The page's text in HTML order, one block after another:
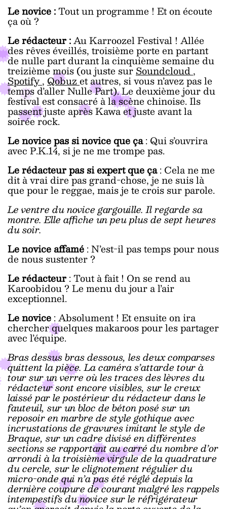
Le novice :Tout un programme ! Et on écoute
ça où ?
Le rédacteur :Au Karroozel Festival ! Allée
des rêves éveillés, troisième porte en partant
de nulle part durant la cinquième semaine du
treizième mois (ou juste surSoundcloud,
Spotify, Qobuzet autres, si vous n’avez pas le
temps d’aller Nulle Part). Le deuxième jour du
festival est consacré à la scène chinoise. Ils
passent juste après Kawa et juste avant la
soirée rock.
Le novice pas si novice que ça: Qui s’ouvrira
avec P.K.14, si je ne me trompe pas.
Le rédacteur pas si expert que ça: Cela ne me
dit à vrai dire pas grand-chose, je ne suis là
que pour le reggae, mais je te crois sur parole.
Le ventre du novice gargouille. Il regarde sa
montre. Elle affiche un peu plus de sept heures
du soir.
Le novice affamé: N’est-il pas temps pour nous
de nous sustenter ?
Le rédacteur: Tout à fait ! On se rend au
Karoobidou ? Le menu du jour a l’air
exceptionnel.
Le novice: Absolument ! Et ensuite on ira
chercher quelques makaroos pour les partager
avec l’équipe.
Bras dessus bras dessous, les deux comparses
quittent la pièce. La caméra s’attarde tour à
tour sur un verre où les traces des lèvres du
rédacteur sont encore visibles, sur le creux
laissé par le postérieur du rédacteur dans le
fauteuil, sur un bloc de béton posé sur un
reposoir en marbre de style gothique avec
incrustations de gravures imitant le style de
Braque, sur un cadre divisé en différentes
sections se rapportant au carré du nombre d’or
arrondi à la troisième virgule de la quadrature
du cercle, sur le clignotement régulier du
micro-onde qui n’a pas été réglé depuis la
dernière coupure de courant malgré les rappels
intempestifs du novice sur le réfrigérateur